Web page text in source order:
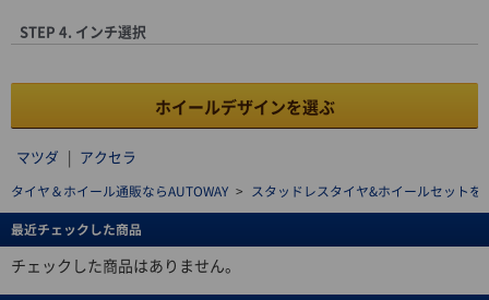
STEP 4. インチ選択
ホイールデザインを選ぶ
マツダ | アクセラ
タイヤ＆ホイール通販ならAUTOWAY > スタッドレスタイヤ&ホイールセット
最近チェックした商品
チェックした商品はありません。